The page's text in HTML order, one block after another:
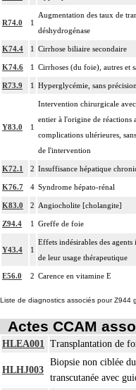
R74.0 1
Augmentation des taux de
déshydrogénase
K74.4 1 Cirrhose biliaire secondaire
K74.6 1 Cirrhoses (du foie), autres et
R73.9 1 Hyperglycémie, sans précision
Y83.0 1
Intervention chirurgicale
entier à l'origine de réactions
complications ultérieures,
de l'intervention
K72.1 2 Insuffisance hépatique
K76.7 4 Syndrome hépato-rénal
K83.0 2 Angiocholite [cholangite]
Z94.4 1 Greffe de foie
Y43.4 1
Effets indésirables des
de leur usage thérapeutique
E56.0 2 Carence en vitamine E
Liste de diagnostics associés pour Z944
Actes CCAM
HLEA001 Transplantation de
HLHJ003
Biopsie non ciblée
transcutanée avec